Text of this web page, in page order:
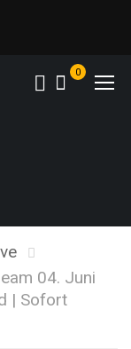
0
04. Juni
| Sofort